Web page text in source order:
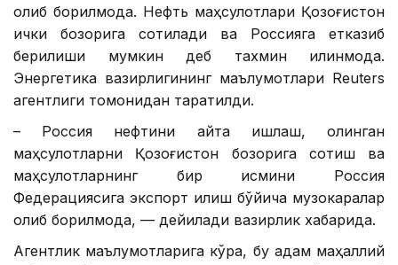
олиб борилмоқда. Нефть маҳсулотлари Қозоғистон
ички бозорига сотилади ва Россияга етказиб
берилиши мумкин деб тахмин қилинмоқда.
Энергетика вазирлигининг маълумотлари Reuters
агентлиги томонидан тарқатилди.
– Россия нефтини қайта ишлаш, олинган
маҳсулотларни Қозоғистон бозорига сотиш ва
маҳсулотларнинг бир қисмини Россия
Федерациясига экспорт қилиш бўйича музокаралар
олиб борилмоқда, — дейилади вазирлик хабарида.
Агентлик маълумотларига кўра, бу қадам маҳаллий